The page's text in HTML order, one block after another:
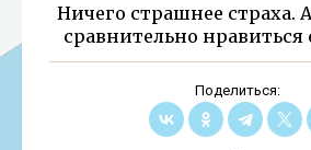
Ничего страшнее страха.
сравнительно нравиться
Поделиться: